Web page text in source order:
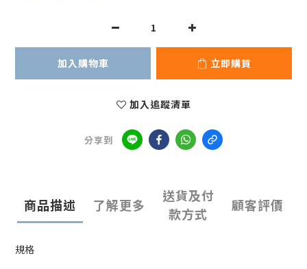
加入購物車 立即購買
加入追蹤清單
分享到
商品描述 了解更多
送貨及付
款方式
顧客評價
規格